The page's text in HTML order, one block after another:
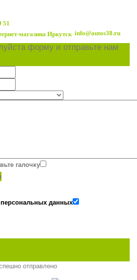
51
info@autos38.ru
форму и отправьте нам
галочку
персональных данных
отправлено